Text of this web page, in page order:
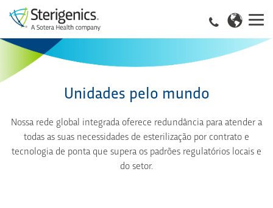
Unidades pelo mundo
Nossa rede global integrada oferece redundância para atender a
todas as suas necessidades de esterilização por contrato e
tecnologia de ponta que supera os padrões regulatórios locais e
do setor.